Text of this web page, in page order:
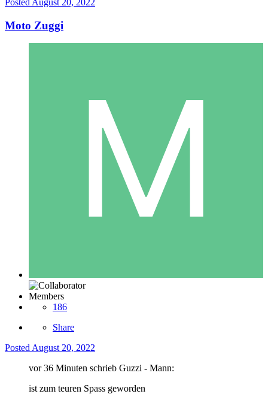
Posted August 20, 2022
Moto Zuggi
Members
186
Share
PostedAugust 20, 2022
vor 36 Minuten schrieb Guzzi - Mann:
ist zum teuren Spass geworden